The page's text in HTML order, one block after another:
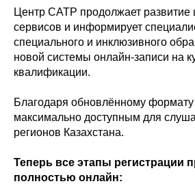
Центр САТР продолжает
сервисов и информирует
специального и инклюзивного
новой системы онлайн-записи на
квалификации.
Благодаря обновлённому формату
максимально доступным для
регионов Казахстана.
Теперь все этапы регистрации
полностью онлайн: